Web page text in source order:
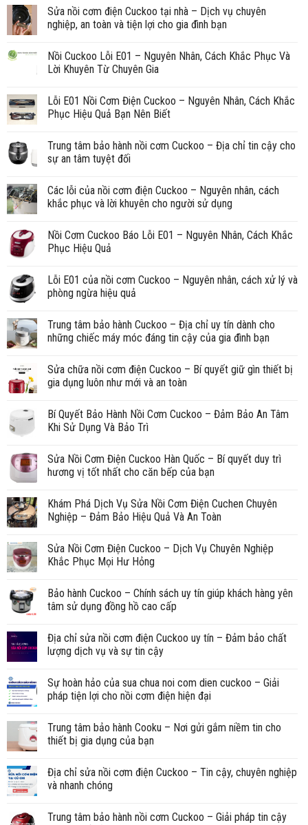
Sửa nồi cơm điện Cuckoo tại nhà – Dịch vụ chuyên
nghiệp, an toàn và tiện lợi cho gia đình bạn
Nồi Cuckoo Lỗi E01 – Nguyên Nhân, Cách Khắc Phục Và
Lời Khuyên Từ Chuyên Gia
Lỗi E01 Nồi Cơm Điện Cuckoo – Nguyên Nhân, Cách Khắc
Phục Hiệu Quả Bạn Nên Biết
Trung tâm bảo hành nồi cơm Cuckoo – Địa chỉ tin cậy cho
sự an tâm tuyệt đối
Các lỗi của nồi cơm điện Cuckoo – Nguyên nhân, cách
khắc phục và lời khuyên cho người sử dụng
Nồi Cơm Cuckoo Báo Lỗi E01 – Nguyên Nhân, Cách Khắc
Phục Hiệu Quả
Lỗi E01 của nồi cơm Cuckoo – Nguyên nhân, cách xử lý và
phòng ngừa hiệu quả
Trung tâm bảo hành Cuckoo – Địa chỉ uy tín dành cho
những chiếc máy móc đáng tin cậy của gia đình bạn
Sửa chữa nồi cơm điện Cuckoo – Bí quyết giữ gìn thiết bị
gia dụng luôn như mới và an toàn
Bí Quyết Bảo Hành Nồi Cơm Cuckoo – Đảm Bảo An Tâm
Khi Sử Dụng Và Bảo Trì
Sửa Nồi Cơm Điện Cuckoo Hàn Quốc – Bí quyết duy trì
hương vị tốt nhất cho căn bếp của bạn
Khám Phá Dịch Vụ Sửa Nồi Cơm Điện Cuchen Chuyên
Nghiệp – Đảm Bảo Hiệu Quả Và An Toàn
Sửa Nồi Cơm Điện Cuckoo – Dịch Vụ Chuyên Nghiệp
Khắc Phục Mọi Hư Hỏng
Bảo hành Cuckoo – Chính sách uy tín giúp khách hàng yên
tâm sử dụng đồng hồ cao cấp
Địa chỉ sửa nồi cơm điện Cuckoo uy tín – Đảm bảo chất
lượng dịch vụ và sự tin cậy
Sự hoàn hảo của sua chua noi com dien cuckoo – Giải
pháp tiện lợi cho nồi cơm điện hiện đại
Trung tâm bảo hành Cooku – Nơi gửi gắm niềm tin cho
thiết bị gia dụng của bạn
Địa chỉ sửa nồi cơm điện Cuckoo – Tin cậy, chuyên nghiệp
và nhanh chóng
Trung tâm bảo hành nồi cơm Cuckoo – Giải pháp tin cậy